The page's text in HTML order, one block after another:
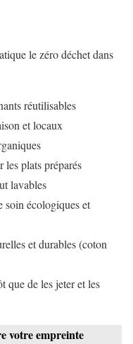
le zéro déchet dans
réutilisables
et locaux
les plats préparés
lavables
soin écologiques et
et durables (coton
que de les jeter et les
votre empreinte